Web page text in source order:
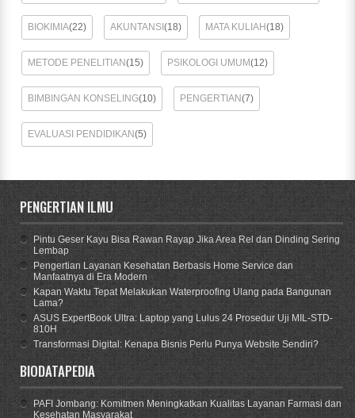
BIOKIMIA(22) AKUNTANSI(18) MATA KULIAH(18)
METODE PENELITIAN(15) PSIKOLOGI UMUM(12)
BIMBINGAN KONSELING(10) PENGERTIAN(7)
EVALUASI PENDIDIKAN(5)
PENGERTIAN ILMU
Pintu Geser Kayu Bisa Rawan Rayap Jika Area Rel dan Dinding Sering
Lembap
Pengertian Layanan Kesehatan Berbasis Home Service dan
Manfaatnya di Era Modern
Kapan Waktu Tepat Melakukan Waterproofing Ulang pada Bangunan
Lama?
ASUS ExpertBook Ultra: Laptop yang Lulus 24 Prosedur Uji MIL-STD-
810H
Transformasi Digital: Kenapa Bisnis Perlu Punya Website Sendiri?
BIODATAPEDIA
PAFI Jombang: Komitmen Meningkatkan Kualitas Layanan Farmasi dan
Kesehatan Masyarakat